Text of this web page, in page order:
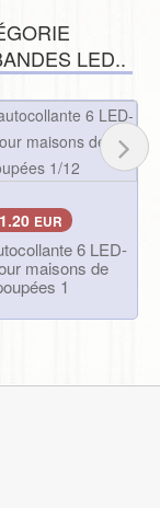
LED..
EUR
6 LED-
maisons de
1